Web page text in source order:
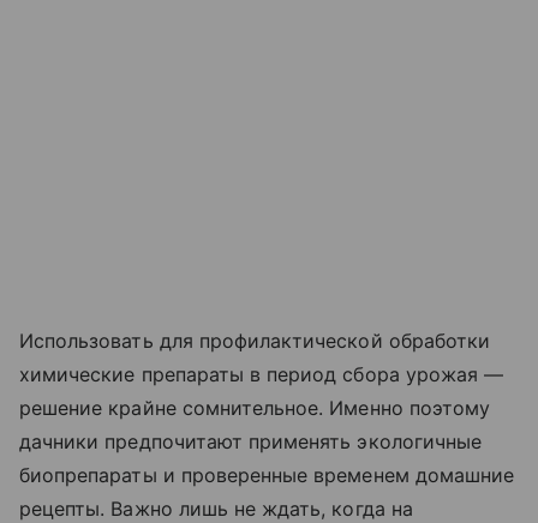
Использовать для профилактической обработки
химические препараты в период сбора урожая —
решение крайне сомнительное. Именно поэтому
дачники предпочитают применять экологичные
биопрепараты и проверенные временем домашние
рецепты. Важно лишь не ждать, когда на